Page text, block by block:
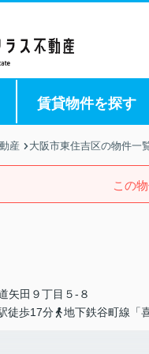
賃貸物件を探す
産 大阪市東住吉区の物件一
この
矢田 ９丁目５-８
徒歩17分
地下鉄谷町線「